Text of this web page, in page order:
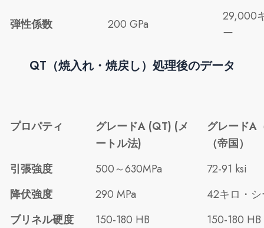
弾性係数 200 GPa
29,000
ー
QT（焼入れ・焼戻し）処理後のデータ
プロパティ
グレードA (QT) (メ
ートル法)
グレードA
（帝国）
引張強度
500～630MPa
72-91 ksi
降伏強度
290 MPa
42キロ・
ブリネル硬度
150-180 HB
150-180 HB